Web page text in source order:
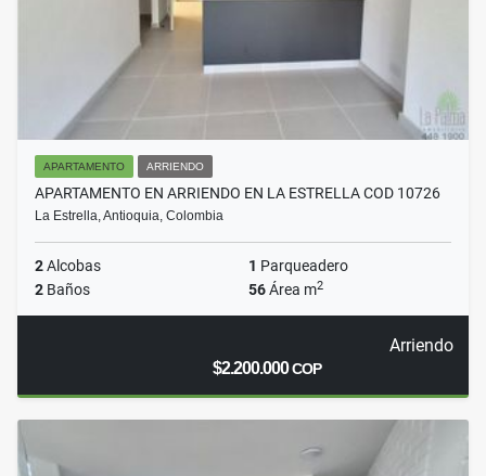
APARTAMENTO ARRIENDO
APARTAMENTO EN ARRIENDO EN LA ESTRELLA COD 10726
La Estrella, Antioquia, Colombia
2Alcobas 1 Parqueadero
2 Baños 56Área m2
Arriendo
$2.200.000COP